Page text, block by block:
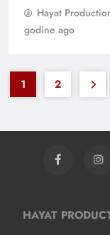
Hayat
godine ago
1 2
HAYAT